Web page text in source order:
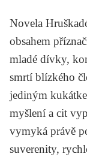
Novela Hruška
obsahem
mladé dívky,
smrtí blízkého
jediným
myšlení a cit
vymyká právě
suverenity,